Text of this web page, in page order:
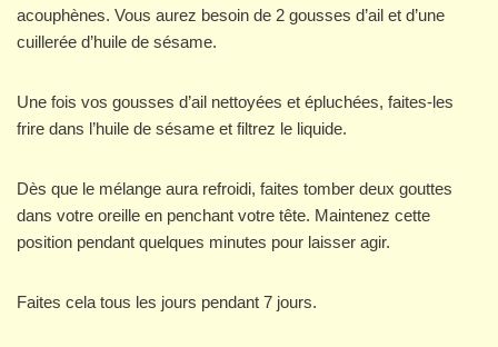
acouphènes. Vous aurez besoin de 2 gousses d’ail et d’une
cuillerée d’huile de sésame.
Une fois vos gousses d’ail nettoyées et épluchées, faites-les
frire dans l’huile de sésame et filtrez le liquide.
Dès que le mélange aura refroidi, faites tomber deux gouttes
dans votre oreille en penchant votre tête. Maintenez cette
position pendant quelques minutes pour laisser agir.
Faites cela tous les jours pendant 7 jours.